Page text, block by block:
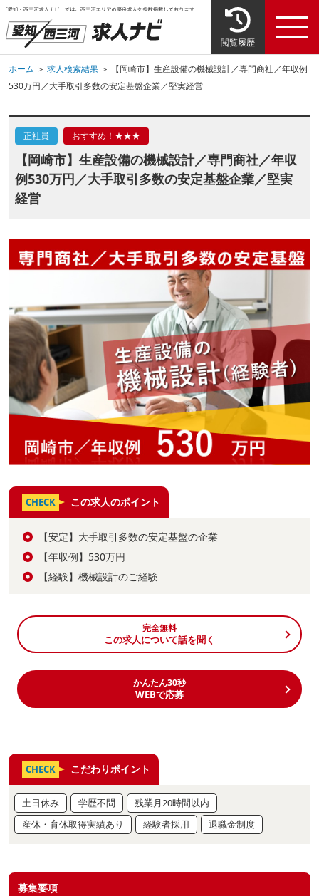
閲覧履歴
ホーム ＞ 求人検索結果 ＞ 【岡崎市】生産設備の機械設計／専門商社／年収例
530万円／大手取引多数の安定基盤企業／堅実経営
正社員 おすすめ！★★★
【岡崎市】生産設備の機械設計／専門商社／年収
例530万円／大手取引多数の安定基盤企業／堅実
経営
CHECK この求人のポイント
【安定】大手取引多数の安定基盤の企業
【年収例】530万円
【経験】機械設計のご経験
完全無料
この求人について話を聞く
かんたん30秒
WEBで応募
CHECK こだわりポイント
土日休み 学歴不問
残業月20時間以内
産休・育休取得実績あり
経験者採用 退職金制度
募集要項